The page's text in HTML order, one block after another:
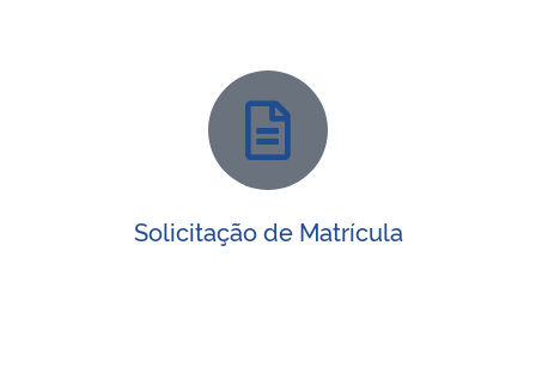
Solicitação de Matrícula